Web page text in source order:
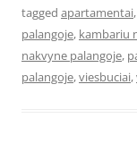
tagged apartamentai,
palangoje, kambariu
nakvyne palangoje,
palangoje,viesbuciai,